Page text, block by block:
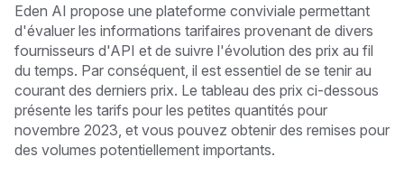
Eden AI propose une plateforme conviviale permettant
d'évaluer les informations tarifaires provenant de divers
fournisseurs d'API et de suivre l'évolution des prix au fil
du temps. Par conséquent, il est essentiel de se tenir au
courant des derniers prix. Le tableau des prix ci-dessous
présente les tarifs pour les petites quantités pour
novembre 2023, et vous pouvez obtenir des remises pour
des volumes potentiellement importants.